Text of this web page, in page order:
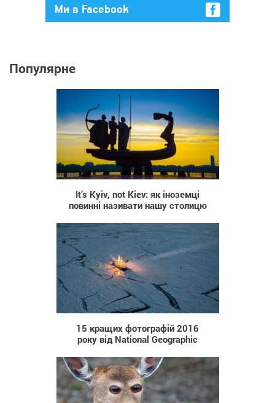
Ми в Facebook
Популярне
324
It’s Kyiv, not Kiev: як іноземці
повинні називати нашу столицю
1 322
15 кращих фотографій 2016
року від National Geographic